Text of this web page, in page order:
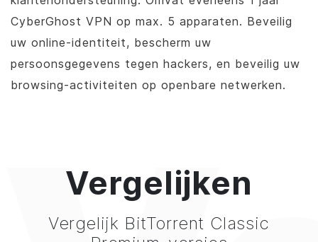
CyberGhost VPN op max. 5 apparaten. Beveilig
uw online-identiteit, bescherm uw
persoonsgegevens tegen hackers, en beveilig uw
browsing-activiteiten op openbare netwerken.
Vergelijken
Vergelijk BitTorrent Classic